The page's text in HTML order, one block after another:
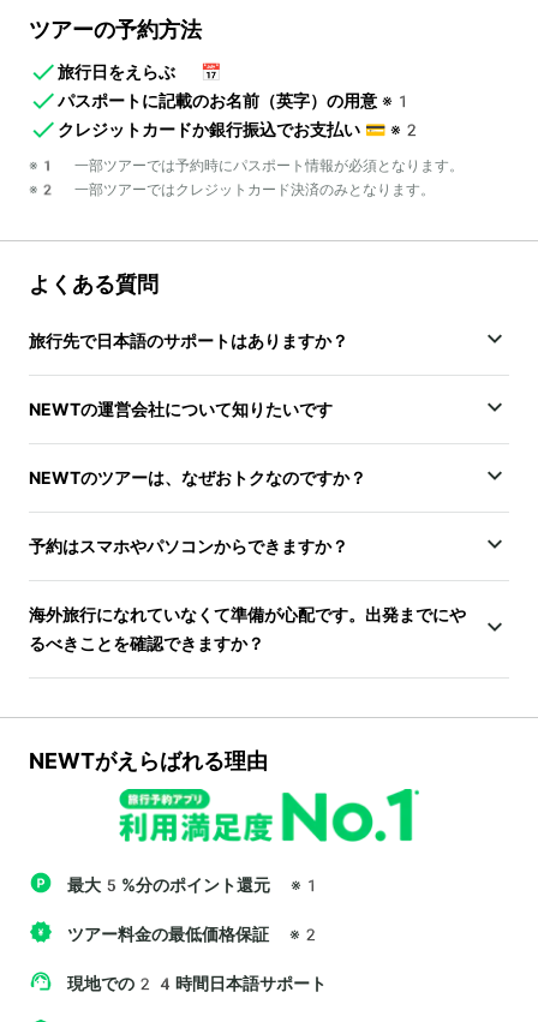
ツアーの予約方法
旅行日をえらぶ
📅
パスポートに記載のお名前（英字）の用意 ※1
クレジットカードか銀行振込でお支払い 💳 ※2
※1 一部ツアーでは予約時にパスポート情報が必須となります。
※2 一部ツアーではクレジットカード決済のみとなります。
よくある質問
旅行先で日本語のサポートはありますか？
NEWTの運営会社について知りたいです
NEWTのツアーは、なぜおトクなのですか？
予約はスマホやパソコンからできますか？
海外旅行になれていなくて準備が心配です。出発までにや
るべきことを確認できますか？
NEWTがえらばれる理由
最大5%分のポイント還元 ※1
ツアー料金の最低価格保証 ※2
現地での24時間日本語サポート